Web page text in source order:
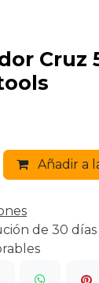
Cruz
Añadir a
de 30 días